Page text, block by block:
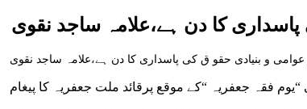
پاسداری کا دن ہے،علامہ ساجد نقوی
عوامی و بنیادی حقو ق کی پاسداری کا دن ہے،علامہ ساجد نقوی